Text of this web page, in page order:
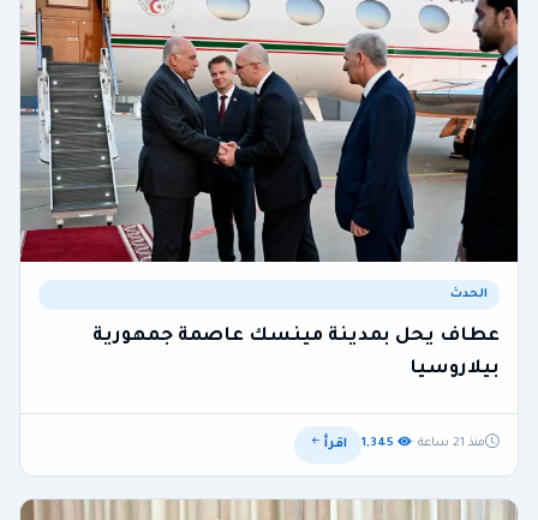
الحدث
عطاف يحل بمدينة مينسك عاصمة جمهورية
بيلاروسيا
منذ 21 ساعة · اقرأ